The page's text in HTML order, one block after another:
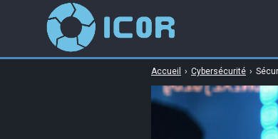
Accueil › Cybersécurité ›